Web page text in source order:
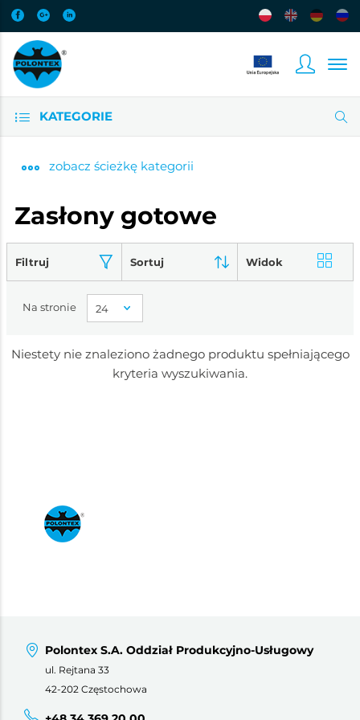
KATEGORIE
zobacz ścieżkę kategorii
Zasłony gotowe
Filtruj Sortuj Widok
Na stronie
Niestety nie znaleziono żadnego produktu spełniającego
kryteria wyszukiwania.
Polontex S.A. Oddział Produkcyjno-Usługowy
ul. Rejtana 33
42-202 Częstochowa